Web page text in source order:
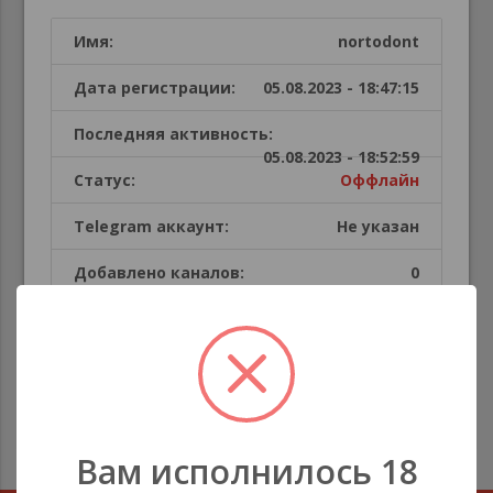
Имя: nortodont
Дата регистрации: 05.08.2023 - 18:47:15
Последняя активность:
05.08.2023 - 18:52:59
Статус:
Оффлайн
Telegram аккаунт: Не указан
Добавлено каналов: 0
Публикации пользователя
В этой секции каналов нет
Вам исполнилось 18